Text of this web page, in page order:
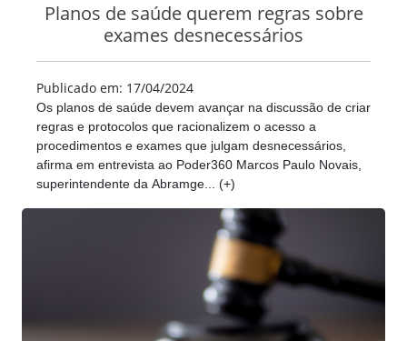
Planos de saúde querem regras sobre
exames desnecessários
Publicado em: 17/04/2024
Os planos de saúde devem avançar na discussão de criar
regras e protocolos que racionalizem o acesso a
procedimentos e exames que julgam desnecessários,
afirma em entrevista ao Poder360 Marcos Paulo Novais,
superintendente da Abramge... (+)